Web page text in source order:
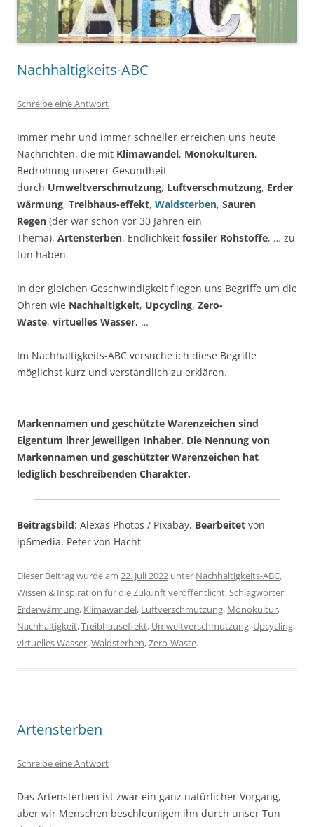
Nachhaltigkeits-ABC
Schreibe eine Antwort
Immer mehr und immer schneller erreichen uns heute
Nachrichten, die mit Klimawandel, Monokulturen,
Bedrohung unserer Gesundheit
durch Umweltverschmutzung, Luftverschmutzung, Erder
wärmung, Treibhaus-effekt, Waldsterben, Sauren
Regen (der war schon vor 30 Jahren ein
Thema), Artensterben, Endlichkeit fossiler Rohstoffe, … zu
tun haben.
In der gleichen Geschwindigkeit fliegen uns Begriffe um die
Ohren wie Nachhaltigkeit, Upcycling, Zero-
Waste, virtuelles Wasser, …
Im Nachhaltigkeits-ABC versuche ich diese Begriffe
möglichst kurz und verständlich zu erklären.
Markennamen und geschützte Warenzeichen sind
Eigentum ihrer jeweiligen Inhaber. Die Nennung von
Markennamen und geschützter Warenzeichen hat
lediglich beschreibenden Charakter.
Beitragsbild: Alexas Photos / Pixabay. Bearbeitet von
ip6media, Peter von Hacht
Dieser Beitrag wurde am 22. Juli 2022 unter Nachhaltigkeits-ABC,
Wissen & Inspiration für die Zukunftveröffentlicht. Schlagwörter:
Erderwärmung, Klimawandel, Luftverschmutzung, Monokultur,
Nachhaltigkeit,Treibhauseffekt, Umweltverschmutzung, Upcycling,
virtuelles Wasser,Waldsterben,Zero-Waste.
Artensterben
Schreibe eine Antwort
Das Artensterben ist zwar ein ganz natürlicher Vorgang,
aber wir Menschen beschleunigen ihn durch unser Tun